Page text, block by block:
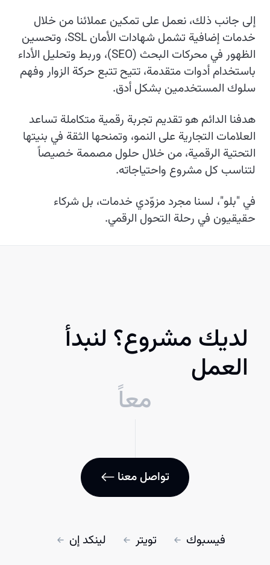
إلى جانب ذلك، نعمل على تمكين عملائنا من خلال
خدمات إضافية تشمل شهادات الأمان SSL، وتحسين
الظهور في محركات البحث (SEO)، وربط وتحليل الأداء
باستخدام أدوات متقدمة، تتيح تتبع حركة الزوار وفهم
سلوك المستخدمين بشكل أدق.
هدفنا الدائم هو تقديم تجربة رقمية متكاملة تساعد
العلامات التجارية على النمو، وتمنحها الثقة في بنيتها
التحتية الرقمية، من خلال حلول مصممة خصيصاً
لتناسب كل مشروع واحتياجاته.
في "بلو"، لسنا مجرد مزوّدي خدمات، بل شركاء
حقيقيون في رحلة التحول الرقمي.
لديك مشروع؟ لنبدأ
العمل
معاً
تواصل معنا
فيسبوك تويتر لينكد إن